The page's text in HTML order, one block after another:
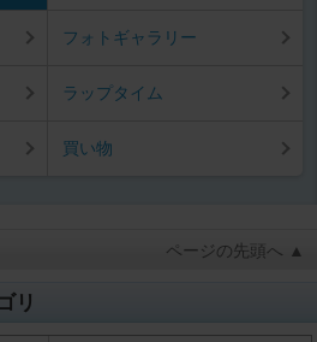
フォトギャラリー
ラップタイム
買い物
ページの先頭へ ▲
リ